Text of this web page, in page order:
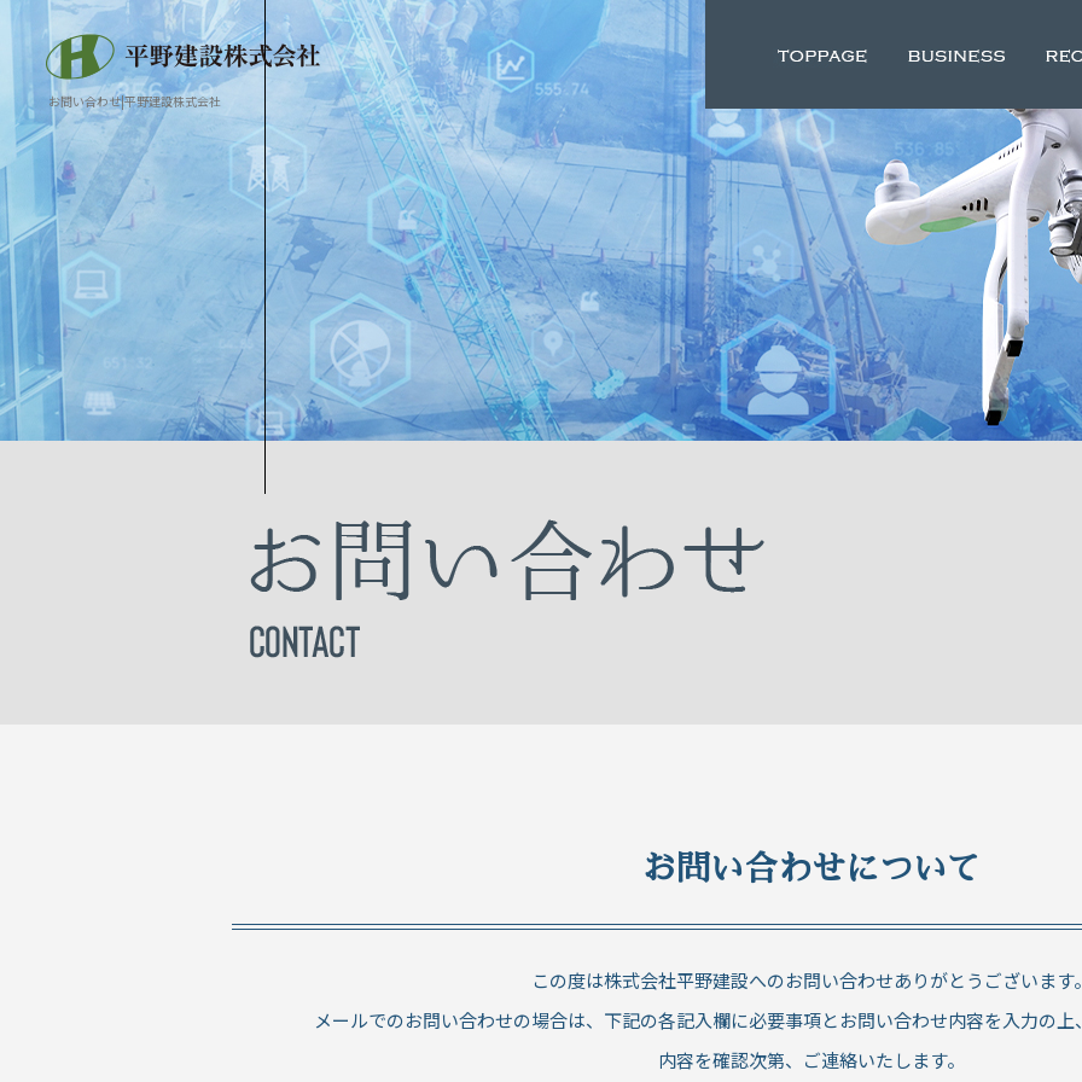
お問い合わせ|平野建設株式会社
お問い合わせについて
この度は株式会社平野建設へのお問い合わせありがとうございます。
メールでのお問い合わせの場合は、下記の各記入欄に必要事項とお問い合わせ内容を入力の上
内容を確認次第、ご連絡いたします。